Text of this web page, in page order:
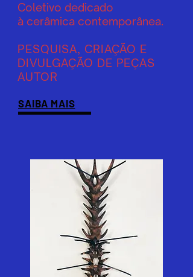
Coletivo dedicado
à cerâmica contemporânea.
PESQUISA, CRIAÇÃO E
DIVULGAÇÃO DE PEÇAS
AUTOR
SAIBA MAIS